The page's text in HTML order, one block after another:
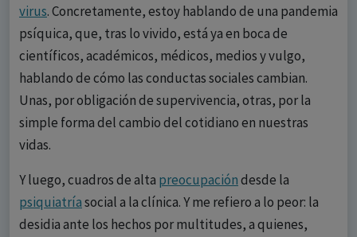
virus. Concretamente, estoy hablando de una pandemia
psíquica, que, tras lo vivido, está ya en boca de
científicos, académicos, médicos, medios y vulgo,
hablando de cómo las conductas sociales cambian.
Unas, por obligación de supervivencia, otras, por la
simple forma del cambio del cotidiano en nuestras
vidas.
Y luego, cuadros de alta preocupacióndesde la
psiquiatríasocial a la clínica. Y me refiero a lo peor: la
desidia ante los hechos por multitudes, a quienes,